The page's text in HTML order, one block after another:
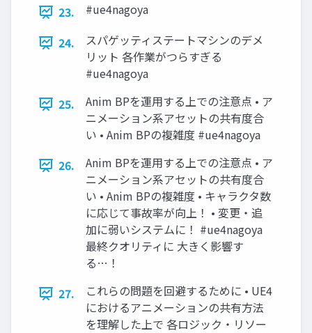
23.
#ue4nagoya
24.
スパゲッティステートマシンのデメ
リット 各作業がつらすぎる
#ue4nagoya
25.
Anim BPを運用する上での注意点 • ア
ニメーション系アセットの共有度合
い • Anim BPの複雑度 #ue4nagoya
26.
Anim BPを運用する上での注意点 • ア
ニメーション系アセットの共有度合
い • Anim BPの複雑度 • キャラクタ数
に応じて事故率が向上！ • 変更・追
加に弱いシステムに！ #ue4nagoya
最終クオリティに 大きく影響す
る…！
27.
これらの問題を回避するために • UE4
におけるアニメーションの共有方法
を理解した上で 各ロジック・リソー